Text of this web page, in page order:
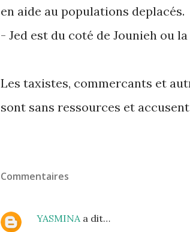
en aide au populations deplacés.
- Jed est du coté de Jounieh ou
Les taxistes, commercants et
sont sans ressources et
Commentaires
YASMINAa dit…